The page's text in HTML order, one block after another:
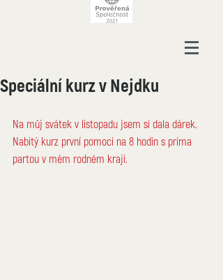
Speciální kurz v Nejdku
Na můj svátek v listopadu jsem si dala dárek.
Nabitý kurz první pomoci na 8 hodin s príma
partou v mém rodném kraji.